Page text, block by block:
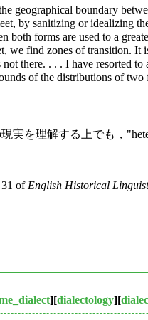
geographical boundary
by sanitizing or idealizing
both forms are used to a
we find zones of transition.
there. . . . I have resorted
of the distributions of
実を理解する上でも，
of English Historical
][dialectology][